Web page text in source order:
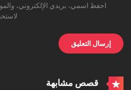
احفظ اسمي، بريدي الإلكتروني،
قصص مشابهة